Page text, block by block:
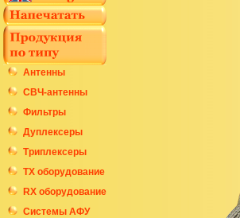
Антенны
СВЧ-антенны
Фильтры
Дуплексеры
Триплексеры
ТХ оборудование
RX оборудование
Системы АФУ